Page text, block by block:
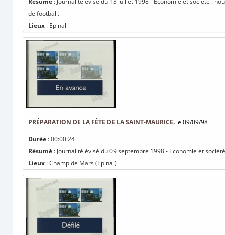
de football.
Lieux : Epinal
PRÉPARATION DE LA FÊTE DE LA SAINT-MAURICE. le 09/09/98
Durée : 00:00:24
Résumé : Journal télévisé du 09 septembre 1998 - Economie et
Lieux : Champ de Mars (Epinal)